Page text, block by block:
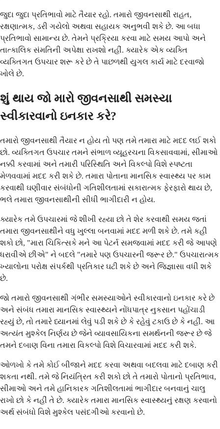
જુદા જુદા પ્રતિભાવો માટે તૈયાર રહો. તમારો જીવનસાથી રાહત,
રક્ષણાત્મક, ડરી ગયેલો અથવા સહાયક અનુભવી શકે છે. આ બધા
પ્રતિભાવો સામાન્ય છે. તેમને પ્રક્રિયા કરવા માટે સમય આપો અને
તાત્કાલિક સંમતિની અપેક્ષા રાખશો નહીં. ક્યારેક એક વ્યક્તિ
વ્યક્તિગત ઉપચાર શરૂ કરે છે તે પાછળથી યુગલ કાર્ય માટે દરવાજો
ખોલે છે.
શું થાય જો મારો જીવનસાથી સમસ્યા
સ્વીકારવાનો ઇનકાર કરે?
તમારો જીવનસાથી તૈયાર ન હોય તો પણ તમે તમારા માટે મદદ લઈ શકો
છો. વ્યક્તિગત ઉપચાર તમને સંભાળ વ્યૂહરચના વિકસાવવામાં, સીમાઓ
નક્કી કરવામાં અને તમારી પરિસ્થિતિ અને વિકલ્પો વિશે સ્પષ્ટતા
મેળવવામાં મદદ કરી શકે છે. તમારા પોતાના માનસિક સ્વાસ્થ્ય પર કામ
કરવાથી ઘણીવાર સંબંધોની ગતિશીલતામાં સકારાત્મક ફેરફારો થાય છે,
ભલે તમારા જીવનસાથીની સીધી ભાગીદારી ન હોય.
ક્યારેક તમે ઉપચારમાં જે શીખી રહ્યા છો તે શેર કરવાથી સમય જતાં
તમારા જીવનસાથીને વધુ ખુલ્લા બનવામાં મદદ મળી શકે છે. તમે કહી
શકો છો, "મારા ચિકિત્સકે મને આ પેટર્ન સમજવામાં મદદ કરી જે આપણે
ધરાવીએ છીએ" ને બદલે "તમારે પણ ઉપચારની જરૂર છે." ઉપચારાત્મક
ખ્યાલોના પરોક્ષ સંપર્કથી પ્રતિકાર ઘટી શકે છે અને જિજ્ઞાસા વધી શકે
છે.
જો તમારો જીવનસાથી ગંભીર સમસ્યાઓને સ્વીકારવાનો ઇનકાર કરે છે
અને સંબંધ તમારા માનસિક સ્વાસ્થ્યને નોંધપાત્ર નુકસાન પહોંચાડી
રહ્યું છે, તો તમારે ધ્યાનમાં લેવું પડી શકે છે કે રહેવું ટકાઉ છે કે નહીં. આ
અત્યંત મુશ્કેલ નિર્ણય છે જેને વ્યાવસાયિકના સમર્થનની જરૂર છે જે
તમને દબાણ વિના તમારા વિકલ્પો વિશે વિચારવામાં મદદ કરી શકે.
ઓળખો કે તમે કોઈ બીજાને મદદ કરવા અથવા બદલવા માટે દબાણ કરી
શકતા નથી. તમે જે નિયંત્રિત કરી શકો છો તે તમારો પોતાનો પ્રતિભાવ,
સીમાઓ અને તમે હાનિકારક ગતિશીલતામાં ભાગીદાર બનવાનું ચાલુ
રાખો છો કે નહીં તે છે. ક્યારેક તમારા માનસિક સ્વાસ્થ્યનું રક્ષણ કરવાનો
અર્થ સંબંધો વિશે મુશ્કેલ પસંદગીઓ કરવાનો છે.